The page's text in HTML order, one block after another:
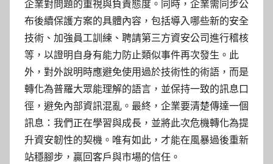
企業對問題的重視與負責態度。同時，企業需同步公
布後續保護方案的具體內容，包括導入哪些新的安全
技術、加強員工訓練、聘請第三方資安公司進行稽核
等，以證明自身有能力防止類似事件再次發生。此
外，對外說明時應避免使用過於技術性的術語，而是
轉化為普羅大眾能理解的語言，並保持一致的訊息口
徑，避免內部資訊混亂。最終，企業要清楚傳達一個
訊息：我們正在學習與成長，並將此次危機轉化為提
升資安韌性的契機。唯有如此，才能在風暴過後重新
站穩腳步，贏回客戶與市場的信任。